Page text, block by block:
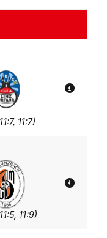
LINZ AG Urfahr 2
11:7)
Spiel
Neusiedl
Greisinger
11:9)
Spiel